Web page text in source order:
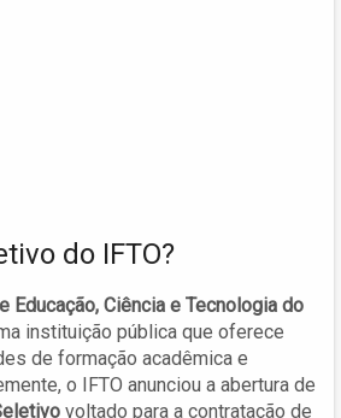
do IFTO?
Educação, Ciência e Tecnologia do
instituição pública que oferece
de formação acadêmica e
o IFTO anunciou a abertura de
voltado para a contratação de